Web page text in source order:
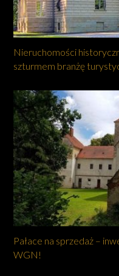
Nieruchomości
szturmem branżę
Pałace na sprzedaż –
WGN!